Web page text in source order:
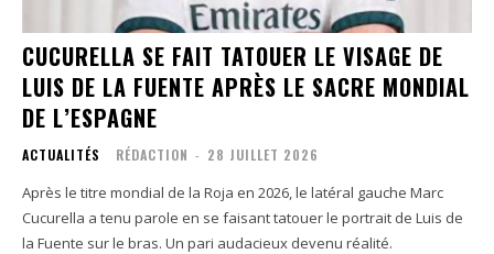
CUCURELLA SE FAIT TATOUER LE VISAGE DE
LUIS DE LA FUENTE APRÈS LE SACRE MONDIAL
DE L’ESPAGNE
ACTUALITÉS RÉDACTION - 28 JUILLET 2026
Après le titre mondial de la Roja en 2026, le latéral gauche Marc
Cucurella a tenu parole en se faisant tatouer le portrait de Luis de
la Fuente sur le bras. Un pari audacieux devenu réalité.